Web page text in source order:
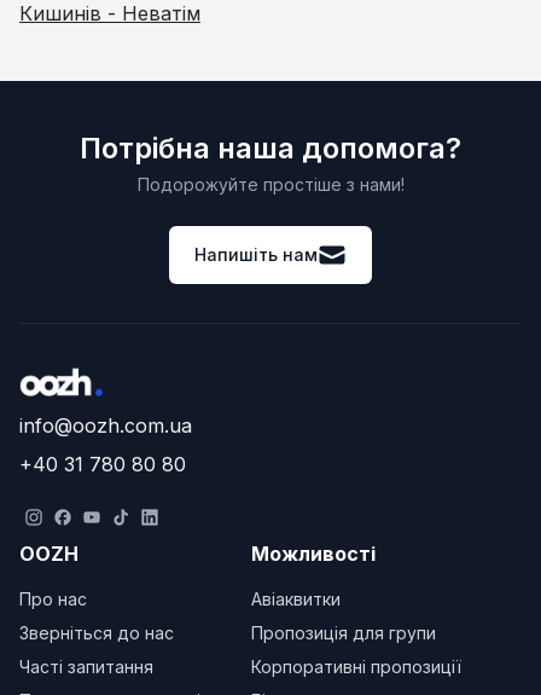
Кишинів - Неватім
Потрібна наша допомога?
Подорожуйте простіше з нами!
Напишіть нам
info@oozh.com.ua
+40 31 780 80 80
OOZH
Про нас
Зверніться до нас
Часті запитання
Можливості
Авіаквитки
Пропозиція для групи
Корпоративні пропозиції